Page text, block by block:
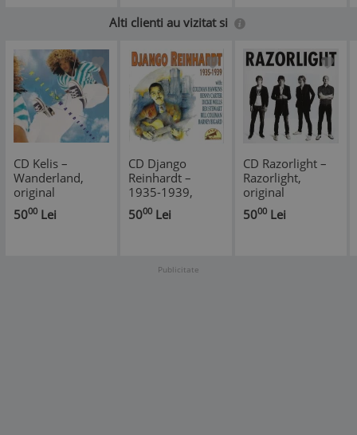
Alti clienti au vizitat si
CD Kelis ‎–
Wanderland,
original
5000 Lei
CD Django
Reinhardt ‎–
1935-1939,
original
5000 Lei
CD Razorlight ‎–
Razorlight,
original
5000 Lei
Publicitate